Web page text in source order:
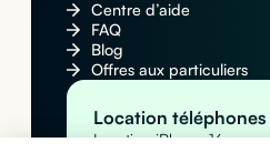
Centre d’aide
FAQ
Blog
Offres aux particuliers
Location
Location iPhone 16